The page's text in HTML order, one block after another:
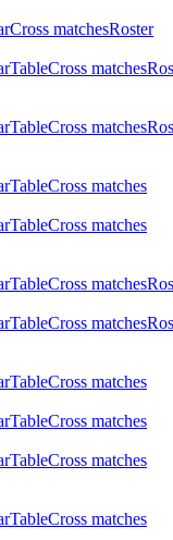
Cross matchesRoster
TableCross matches
TableCross matches
TableCross matches
TableCross matches
TableCross matches
TableCross matches
TableCross matches
TableCross matches
TableCross matches
TableCross matches